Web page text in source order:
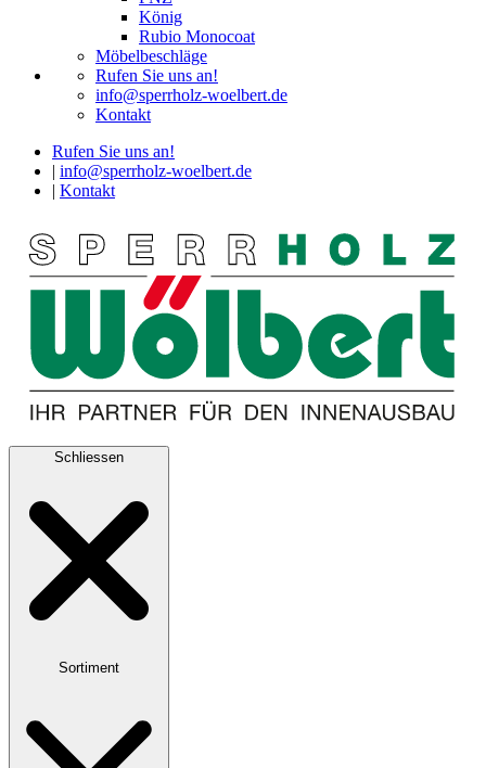
König
Rubio Monocoat
Möbelbeschläge
Rufen Sie uns an!
info@sperrholz-woelbert.de
Kontakt
Rufen Sie uns an!
info@sperrholz-woelbert.de
Kontakt
Schliessen
Sortiment